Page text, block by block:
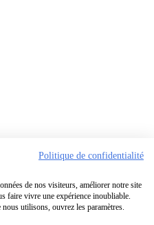
Politique de confidentialité
de nos visiteurs, améliorer notre site
faire vivre une expérience inoubliable.
utilisons, ouvrez les paramètres.